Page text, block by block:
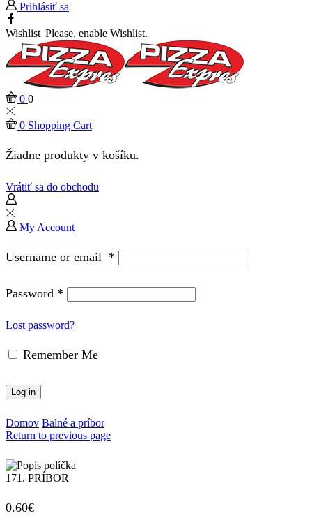
Prihlásiť sa
Facebook
Wishlist Please, enable Wishlist.
0 0
0 Shopping Cart
Žiadne produkty v košíku.
Vrátiť sa do obchodu
My Account
Username or email *
Password *
Lost password?
Remember Me
Log in
Domov Balné a príbor
Return to previous page
171. PRÍBOR
0.60€